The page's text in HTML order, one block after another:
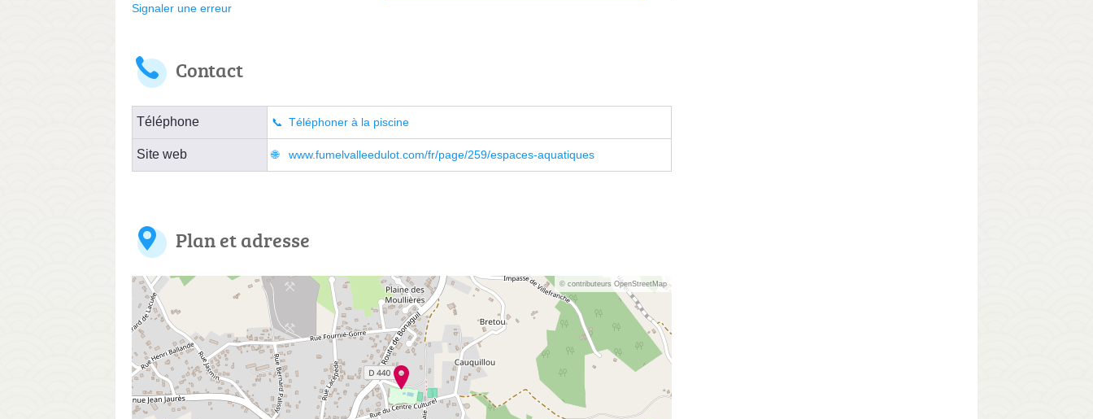
Signaler une erreur
Contact
Téléphone Téléphoner à la piscine
Site web www.fumelvalleedulot.com/fr/page/259/espaces-aquatiques
Plan et adresse
© contributeurs OpenStreetMap